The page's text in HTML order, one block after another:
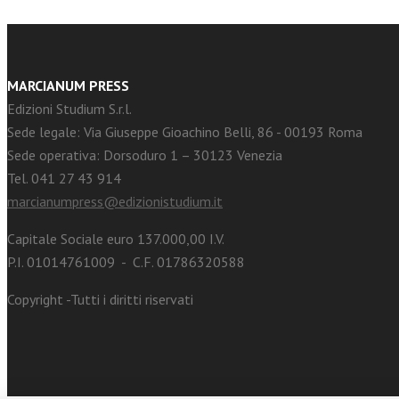
MARCIANUM PRESS
Edizioni Studium S.r.l.
Sede legale: Via Giuseppe Gioachino Belli, 86 - 00193 Roma
Sede operativa: Dorsoduro 1 – 30123 Venezia
Tel. 041 27 43 914
marcianumpress@edizionistudium.it
Capitale Sociale euro 137.000,00 I.V.
P.I. 01014761009 - C.F. 01786320588
Copyright -Tutti i diritti riservati